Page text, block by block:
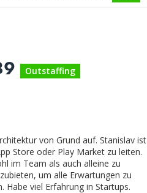
Outstaffing
von Grund auf. Stanislav ist
Store oder Play Market zu leiten.
im Team als auch alleine zu
um alle Erwartungen zu
viel Erfahrung in Startups.